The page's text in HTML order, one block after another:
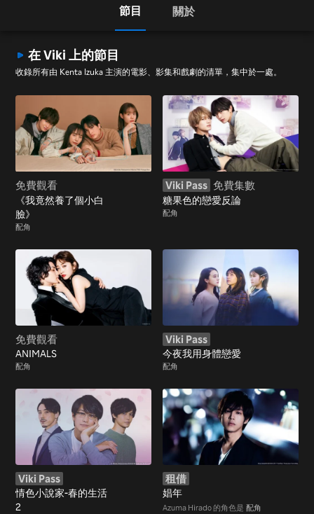
節目 關於
在 Viki 上的節目
收錄所有由 Kenta Izuka 主演的電影、影集和戲劇的清單，集中於一處。
免費觀看
《我竟然養了個小白
臉》
配角
Viki Pass 免費集數
糖果色的戀愛反論
配角
免費觀看
ANIMALS
配角
Viki Pass
今夜我用身體戀愛
配角
Viki Pass
情色小說家-春的生活
2
租借
娼年
Azuma Hirado 的角色是 配角